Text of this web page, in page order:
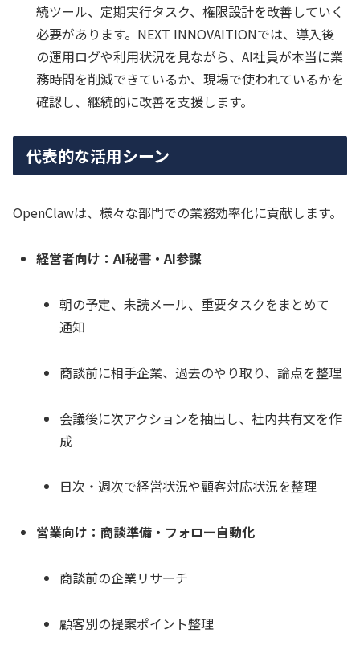
続ツール、定期実行タスク、権限設計を改善していく
必要があります。NEXT INNOVAITIONでは、導入後
の運用ログや利用状況を見ながら、AI社員が本当に業
務時間を削減できているか、現場で使われているかを
確認し、継続的に改善を支援します。
代表的な活用シーン
OpenClawは、様々な部門での業務効率化に貢献します。
経営者向け：AI秘書・AI参謀
朝の予定、未読メール、重要タスクをまとめて
通知
商談前に相手企業、過去のやり取り、論点を整理
会議後に次アクションを抽出し、社内共有文を作
成
日次・週次で経営状況や顧客対応状況を整理
営業向け：商談準備・フォロー自動化
商談前の企業リサーチ
顧客別の提案ポイント整理